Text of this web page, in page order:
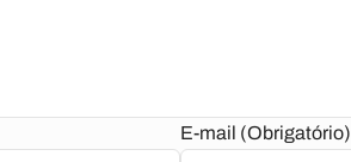
E-mail (Obrigatório)